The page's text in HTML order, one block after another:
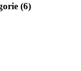
(6)